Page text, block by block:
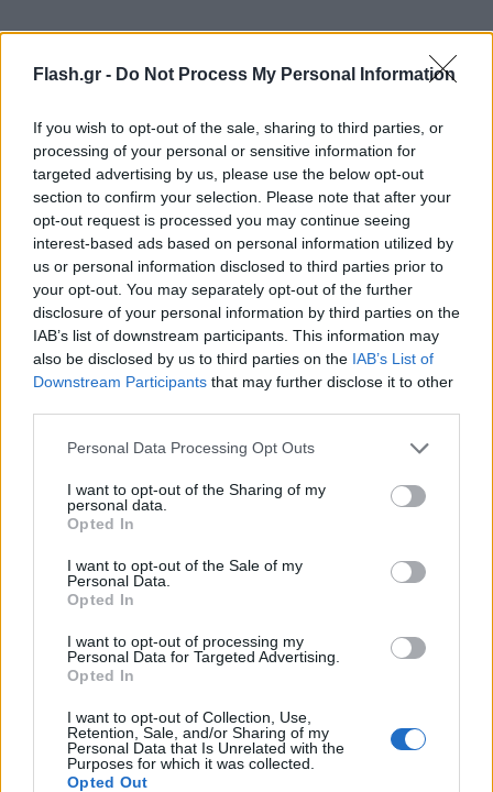
Flash.gr - Do Not Process My Personal Information
If you wish to opt-out of the sale, sharing to third parties, or
processing of your personal or sensitive information for
targeted advertising by us, please use the below opt-out
section to confirm your selection. Please note that after your
opt-out request is processed you may continue seeing
interest-based ads based on personal information utilized by
us or personal information disclosed to third parties prior to
your opt-out. You may separately opt-out of the further
disclosure of your personal information by third parties on the
IAB’s list of downstream participants. This information may
also be disclosed by us to third parties on the IAB’s List of
Downstream Participants that may further disclose it to other
Please note that this website/app uses one or more Google
not limited to your visit or usage behaviour. You may click to
grant or deny consent to Google and its third-party tags to
use your data for below specified purposes in below Google
consent section.
Personal Data Processing Opt Outs
I want to opt-out of the Sharing of my
personal data.
Opted In
I want to opt-out of the Sale of my
Personal Data.
Opted In
I want to opt-out of processing my
Personal Data for Targeted Advertising.
Opted In
I want to opt-out of Collection, Use,
Retention, Sale, and/or Sharing of my
Personal Data that Is Unrelated with the
Purposes for which it was collected.
Opted Out
Η ανάρτηση του Αλέξη Τσίπρα
«Ο ισραηλινός στρατός κατέλαβε χθες το σπίτι του
Μπασέλ Άντρα, στον οποίο τον περασμένο Ιούνιο
στην Αθήνα απονείμαμε το Βραβείο Ειρήνης των
Πρεσπών, για το ντοκιμαντέρ ‘No Other Land’, μαζί
με τον ισραηλινό σκηνοθέτη, Γιουβάλ Αμπραχάμ.
Είχε προηγηθεί, σύμφωνα με δημοσιεύματα, ο
ξυλοδαρμός του αδελφού και του ξαδέλφου του,
από ομάδες Ισραηλινών εποίκων που επιτέθηκαν
στο χωριό του, Αλ Τουβάνι, στη νότια κατεχόμενη
Δυτική Όχθη.